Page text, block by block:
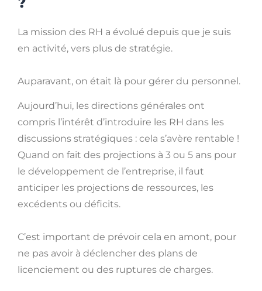
La mission des RH a évolué depuis que je suis
en activité, vers plus de stratégie.
Auparavant, on était là pour gérer du personnel.
Aujourd’hui, les directions générales ont
compris l’intérêt d’introduire les RH dans les
discussions stratégiques : cela s’avère rentable !
Quand on fait des projections à 3 ou 5 ans pour
le développement de l’entreprise, il faut
anticiper les projections de ressources, les
excédents ou déficits.
C’est important de prévoir cela en amont, pour
ne pas avoir à déclencher des plans de
licenciement ou des ruptures de charges.